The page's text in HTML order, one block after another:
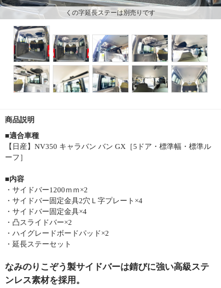
くの字延長ステーは別売りです
商品説明
■適合車種
【日産】NV350 キャラバン バン GX［5ドア・標準幅・標準ル
ーフ］
■内容
・サイドバー1200ｍｍ×2
・サイドバー固定金具2穴Ｌ字プレート×4
・サイドバー固定金具×4
・凸スライドバー×2
・ハイグレードボードパッド×2
・延長ステーセット
なみのりこぞう製サイドバーは錆びに強い高級ステ
ンレス素材を採用。